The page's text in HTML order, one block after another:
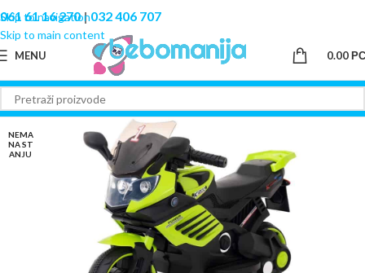
Skip to navigation
Skip to main content
061 61 16 270|032 406 707
MENU 0.00
NEMA
NA ST
ANJU